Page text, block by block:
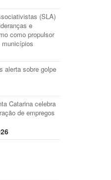
(SLA)
e
como propulsor
alerta sobre golpe
Catarina celebra
de empregos